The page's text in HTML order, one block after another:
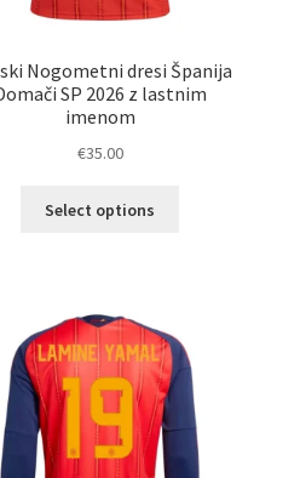
Nogometni dresi Španija
SP 2026 z lastnim
imenom
€35.00
Select options
lahko
izberete
na
strani
izdelka